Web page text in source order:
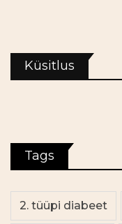
Küsitlus
Tags
2. tüüpi diabeet